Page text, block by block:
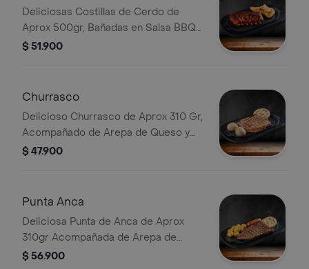
Deliciosas Costillas de Cerdo de
Aprox 500gr, Bañadas en Salsa BBQ
con Papas en Casco Crujientes
$ 51.900
Churrasco
Delicioso Churrasco de Aprox 310 Gr,
Acompañado de Arepa de Queso y
Papa Salada.
$ 47.900
Punta Anca
Deliciosa Punta de Anca de Aprox
310gr Acompañada de Arepa de
Queso, Chorizo, Papas Criollas
$ 56.900